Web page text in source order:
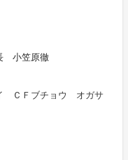
小笠原徹
ＣＦブチョウ オガサ